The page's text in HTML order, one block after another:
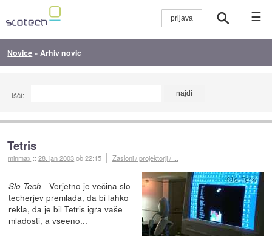
☰
Novice » Arhiv novic
Išči:
Tetris
minmax ::28. jan 2003ob 22:15 Zasloni / projektorji / ...
Slo-Tech - Verjetno je večina slo-
techerjev premlada, da bi lahko
rekla, da je bil Tetris igra vaše
mladosti, a vseeno...